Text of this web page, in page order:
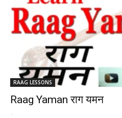
RAAG LESSONS
Raag Yaman राग यमन
-